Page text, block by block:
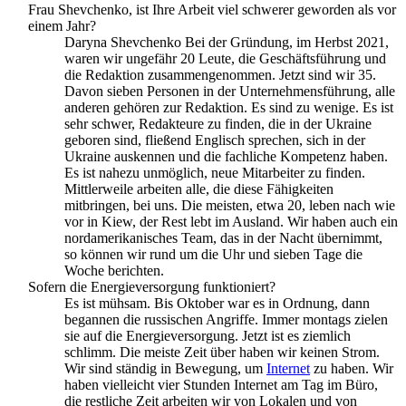
Frau Shevchenko, ist Ihre Arbeit viel schwerer geworden als vor
einem Jahr?
Daryna Shevchenko Bei der Gründung, im Herbst 2021,
waren wir ungefähr 20 Leute, die Geschäfts­führung und
die Redaktion zusammen­genommen. Jetzt sind wir 35.
Davon sieben Personen in der Unternehmens­führung, alle
anderen gehören zur Redaktion. Es sind zu wenige. Es ist
sehr schwer, Redakteure zu finden, die in der Ukraine
geboren sind, fließend Englisch sprechen, sich in der
Ukraine auskennen und die fachliche Kompetenz haben.
Es ist nahezu unmöglich, neue Mitarbeiter zu finden.
Mittlerweile arbeiten alle, die diese Fähigkeiten
mitbringen, bei uns. Die meisten, etwa 20, leben nach wie
vor in Kiew, der Rest lebt im Ausland. Wir haben auch ein
nord­amerikanisches Team, das in der Nacht übernimmt,
so können wir rund um die Uhr und sieben Tage die
Woche berichten.
Sofern die Energieversorgung funktioniert?
Es ist mühsam. Bis Oktober war es in Ordnung, dann
begannen die russischen Angriffe. Immer montags zielen
sie auf die Energie­versorgung. Jetzt ist es ziemlich
schlimm. Die meiste Zeit über haben wir keinen Strom.
Wir sind ständig in Bewegung, um Internet zu haben. Wir
haben vielleicht vier Stunden Internet am Tag im Büro,
die restliche Zeit arbeiten wir von Lokalen und von